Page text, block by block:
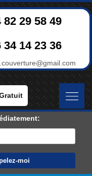
82 29 58 49
34 14 23 36